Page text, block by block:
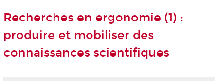
Recherches en ergonomie (1) :
produire et mobiliser des
connaissances scientifiques